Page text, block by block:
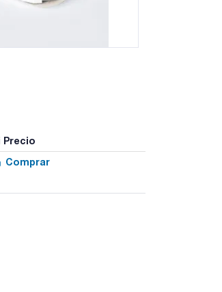
Precio
Comprar